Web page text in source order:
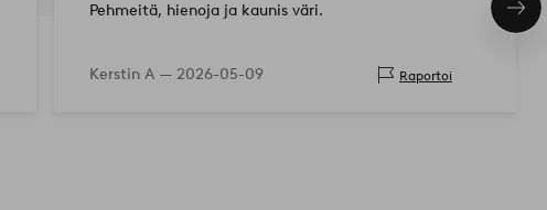
Pehmeitä, hienoja ja kaunis väri.
Kerstin A — 2026-05-09 Raportoi